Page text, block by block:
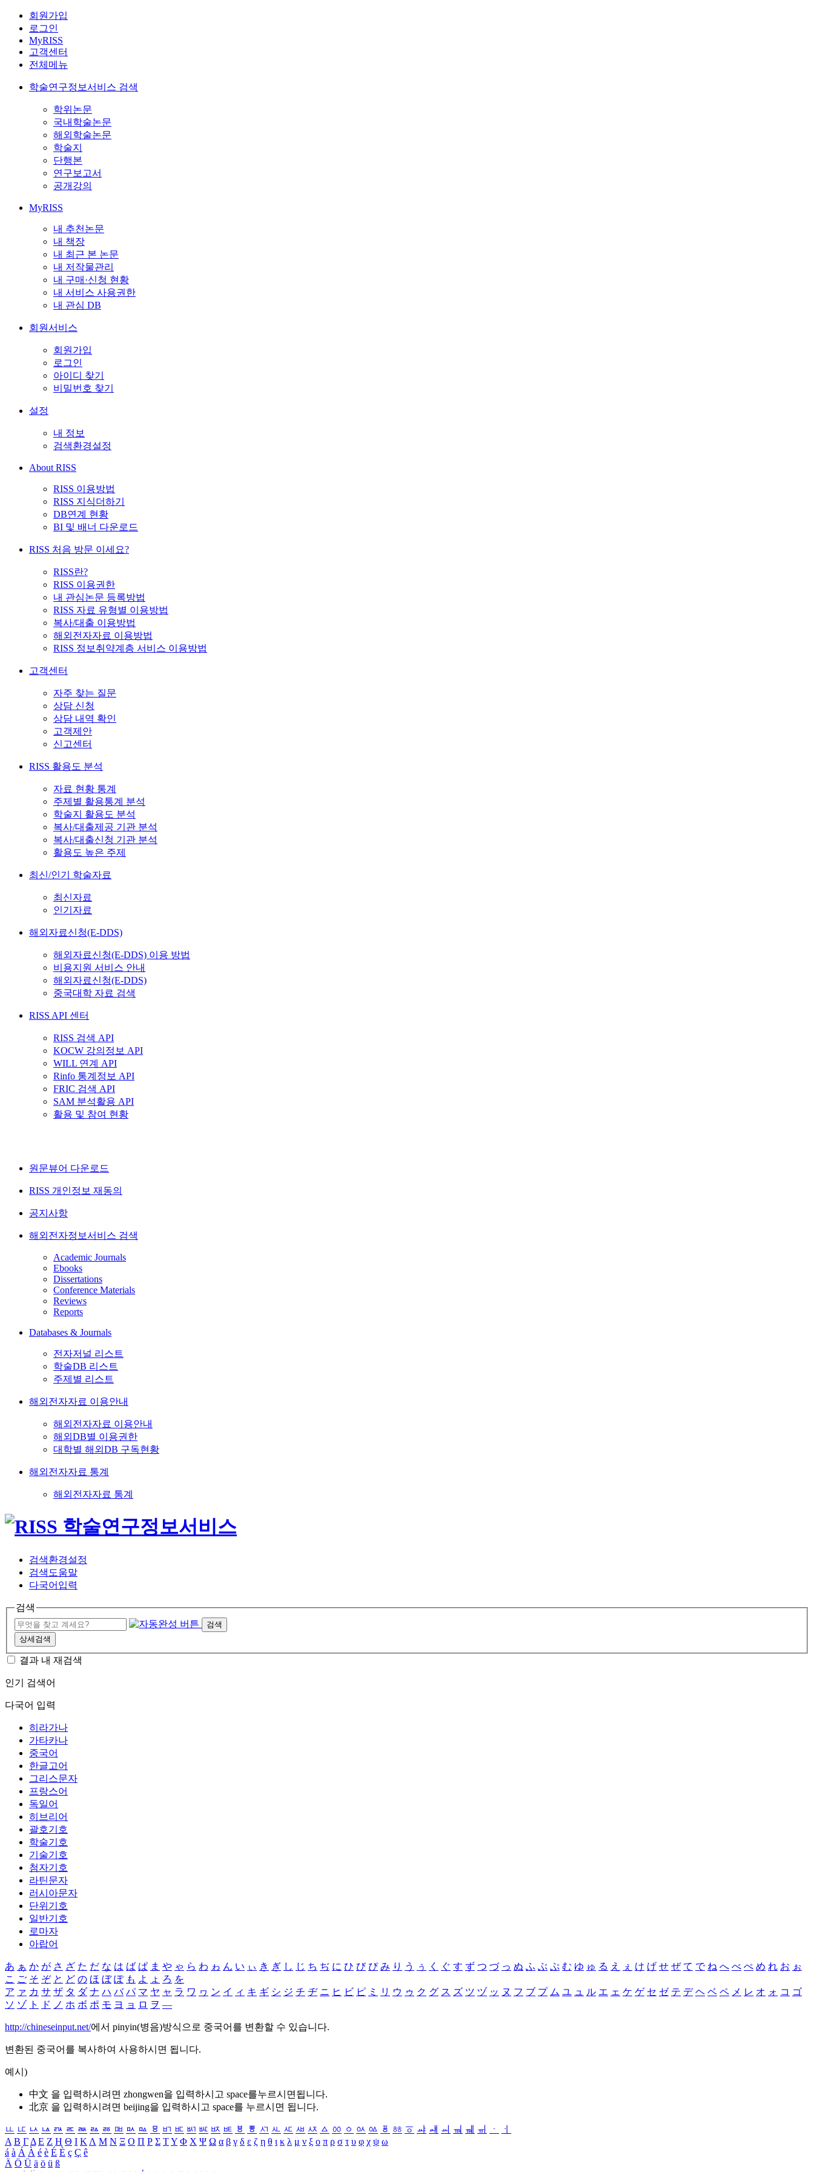
회원가입
로그인
MyRISS
고객센터
전체메뉴
학술연구정보서비스 검색
학위논문
국내학술논문
해외학술논문
학술지
단행본
연구보고서
공개강의
MyRISS
내 추천논문
내 책장
내 최근 본 논문
내 저작물관리
내 구매·신청 현황
내 서비스 사용권한
내 관심 DB
회원서비스
회원가입
로그인
아이디 찾기
비밀번호 찾기
설정
내 정보
검색환경설정
About RISS
RISS 이용방법
RISS 지식더하기
DB연계 현황
BI 및 배너 다운로드
RISS 처음 방문 이세요?
RISS란?
RISS 이용권한
내 관심논문 등록방법
RISS 자료 유형별 이용방법
복사/대출 이용방법
해외전자자료 이용방법
RISS 정보취약계층 서비스 이용방법
고객센터
자주 찾는 질문
상담 신청
상담 내역 확인
고객제안
신고센터
RISS 활용도 분석
자료 현황 통계
주제별 활용통계 분석
학술지 활용도 분석
복사/대출제공 기관 분석
복사/대출신청 기관 분석
활용도 높은 주제
최신/인기 학술자료
최신자료
인기자료
해외자료신청(E-DDS)
해외자료신청(E-DDS) 이용 방법
비용지원 서비스 안내
해외자료신청(E-DDS)
중국대학 자료 검색
RISS API 센터
RISS 검색 API
KOCW 강의정보 API
WILL 연계 API
Rinfo 통계정보 API
FRIC 검색 API
SAM 분석활용 API
활용 및 참여 현황
원문뷰어 다운로드
RISS 개인정보 재동의
공지사항
해외전자정보서비스 검색
Academic Journals
Ebooks
Dissertations
Conference Materials
Reviews
Reports
Databases & Journals
전자저널 리스트
학술DB 리스트
주제별 리스트
해외전자자료 이용안내
해외전자자료 이용안내
해외DB별 이용권한
대학별 해외DB 구독현황
해외전자자료 통계
해외전자자료 통계
검색환경설정
검색도움말
다국어입력
검색
검색
상세검색
결과 내 재검색
인기 검색어
다국어 입력
히라가나
가타카나
중국어
한글고어
그리스문자
프랑스어
독일어
히브리어
괄호기호
학술기호
기술기호
첨자기호
라틴문자
러시아문자
단위기호
일반기호
로마자
아랍어
あ ぁ か が さ ざ た だ な は ば ぱ ま や ゃ ら わ ゎ ん い ぃ き ぎ し じ ち ぢ に ひ び ぴ み り う ぅ く ぐ す ず つ づ っ ぬ ふ ぶ ぷ む ゆ ゅ る え ぇ け げ せ ぜ て で ね へ べ ぺ め れ お ぉ
こ ご そ ぞ と ど の ほ ぼ ぽ も よ ょ ろ を
ア ァ カ サ ザ タ ダ ナ ハ バ パ マ ヤ ャ ラ ワ ヮ ン イ ィ キ ギ シ ジ チ ヂ ニ ヒ ビ ピ ミ リ ウ ゥ ク グ ス ズ ツ ヅ ッ ヌ フ ブ プ ム ユ ュ ル エ ェ ケ ゲ セ ゼ テ デ ヘ ベ ペ メ レ オ ォ コ ゴ
ソ ゾ ト ド ノ ホ ボ ポ モ ヨ ョ ロ ヲ ―
http://chineseinput.net/에서 pinyin(병음)방식으로 중국어를 변환할 수 있습니다.
변환된 중국어를 복사하여 사용하시면 됩니다.
예시)
中文 을 입력하시려면 zhongwen을 입력하시고 space를누르시면됩니다.
北京 을 입력하시려면 beijing을 입력하시고 space를 누르시면 됩니다.
ㅥ ㅦ ㅧ ㅨ ㅩ ㅪ ㅫ ㅬ ㅭ ㅮ ㅯ ㅰ ㅱ ㅲ ㅳ ㅴ ㅵ ㅶ ㅷ ㅸ ㅹ ㅺ ㅻ ㅼ ㅽ ㅾ ㅿ ㆀ ㆁ ㆂ ㆃ ㆄ ㆅ ㆆ ㆇ ㆈ ㆉ ㆊ ㆋ ㆌ ㆍ
ㆎ
Α Β ΓΔ Ε Ζ Η Θ Ι ΚΛ Μ Ν Ξ Ο Π Ρ Σ ΤΥ Φ Χ Ψ Ω α β γ δ ε ζ η θ ι κ λ μ ν ξ ο π ρ σ τ υ φ χ ψ ω
á à Á À é è É È ç Ç ê
Ä Ö Ü ä ö ü ß